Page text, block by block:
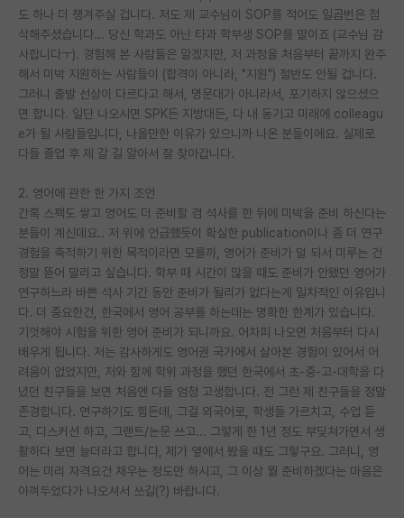
도 하나 더 챙겨주실 겁니다. 저도 제 교수님이 SOP를 적어도 일곱번은 첨
삭해주셨습니다... 당신 학과도 아닌 타과 학부생 SOP를 말이죠 (교수님 감
사합니다ㅜ). 경험해 본 사람들은 알겠지만, 저 과정을 처음부터 끝까지 완주
해서 미박 지원하는 사람들이 (합격이 아니라, "지원") 절반도 안될 겁니다.
그러니 출발 선상이 다르다고 해서, 명문대가 아니라서, 포기하지 않으셨으
면 합니다. 일단 나오시면 SPK든 지방대든, 다 내 동기고 미래에 colleagu
e가 될 사람들입니다, 나올만한 이유가 있으니까 나온 분들이에요. 실제로
다들 졸업 후 제 갈 길 알아서 잘 찾아갑니다.
2. 영어에 관한 한 가지 조언
간혹 스펙도 쌓고 영어도 더 준비할 겸 석사를 한 뒤에 미박을 준비 하신다는
분들이 계신데요.. 저 위에 언급했듯이 확실한 publication이나 좀 더 연구
경험을 축적하기 위한 목적이라면 모를까, 영어가 준비가 덜 되서 미루는 건
정말 뜯어 말리고 싶습니다. 학부 때 시간이 많을 때도 준비가 안됐던 영어가
연구하느라 바쁜 석사 기간 동안 준비가 될리가 없다는게 일차적인 이유입니
다. 더 중요한건, 한국에서 영어 공부를 하는데는 명확한 한계가 있습니다.
기껏해야 시험을 위한 영어 준비가 되니까요. 어차피 나오면 처음부터 다시
배우게 됩니다. 저는 감사하게도 영어권 국가에서 살아본 경험이 있어서 어
려움이 없었지만, 저와 함께 학위 과정을 했던 한국에서 초-중-고-대학을 다
녔던 친구들을 보면 처음엔 다들 엄청 고생합니다. 전 그런 제 친구들을 정말
존경합니다. 연구하기도 힘든데, 그걸 외국어로, 학생들 가르치고, 수업 듣
고, 디스커션 하고, 그랜트/논문 쓰고... 그렇게 한 1년 정도 부딪쳐가면서 생
활하다 보면 늘더라고 합니다, 제가 옆에서 봤을 때도 그렇구요. 그러니, 영
어는 미리 자격요건 채우는 정도만 하시고, 그 이상 뭘 준비하겠다는 마음은
아껴두었다가 나오셔서 쓰길(?) 바랍니다.